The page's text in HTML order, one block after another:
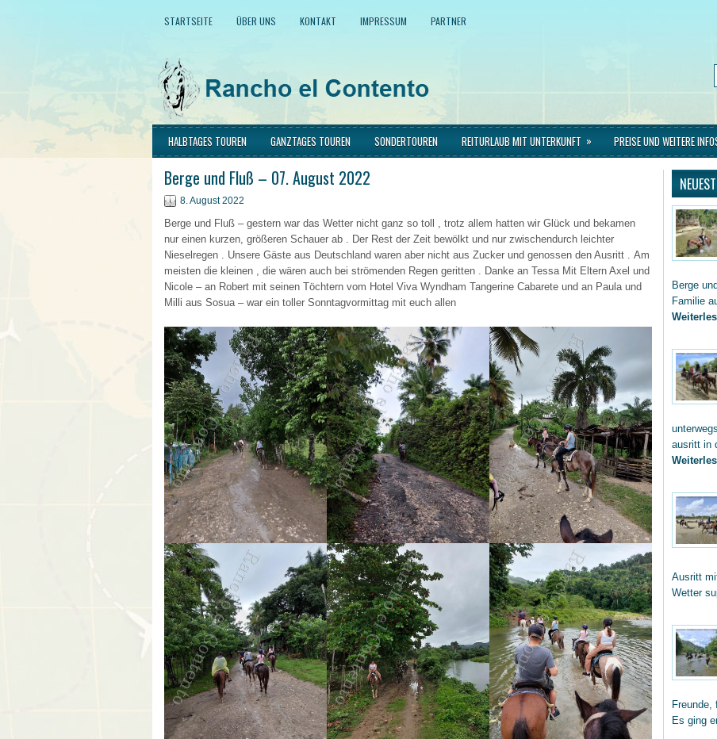
STARTSEITE ÜBER UNS KONTAKT IMPRESSUM PARTNER
HALBTAGES TOUREN GANZTAGES TOUREN SONDERTOUREN REITURLAUB MIT UNTERKUNFT » PREISE UND WEITERE
Berge und Fluß – 07. August 2022
8. August 2022
Berge und Fluß – gestern war das Wetter nicht ganz so toll , trotz allem hatten wir Glück und bekamen
nur einen kurzen, größeren Schauer ab . Der Rest der Zeit bewölkt und nur zwischendurch leichter
Nieselregen . Unsere Gäste aus Deutschland waren aber nicht aus Zucker und genossen den Ausritt . Am
meisten die kleinen , die wären auch bei strömenden Regen geritten . Danke an Tessa Mit Eltern Axel und
Nicole – an Robert mit seinen Töchtern vom Hotel Viva Wyndham Tangerine Cabarete und an Paula und
Milli aus Sosua – war ein toller Sonntagvormittag mit euch allen
Berge
Familie
ausritt in
Ausritt
Wetter
Es ging